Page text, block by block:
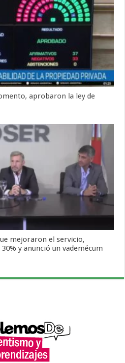
aprobaron la ley de
mejoraron el servicio,
y anunció un vademécum